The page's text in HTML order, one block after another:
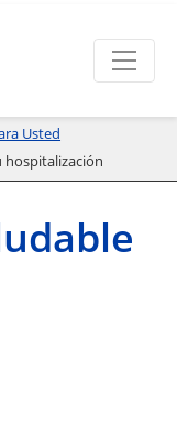
Usted
hospitalización